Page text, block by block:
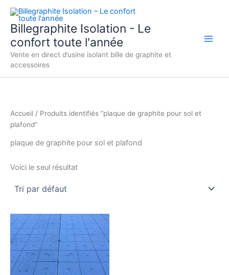
Aller
contenu
Billegraphite Isolation - Le
confort toute l'année
Vente en direct d’usine isolant bille de graphite et
accessoires
Accueil / Produits identifiés “plaque de graphite pour sol et
plafond”
plaque de graphite pour sol et plafond
Voici le seul résultat